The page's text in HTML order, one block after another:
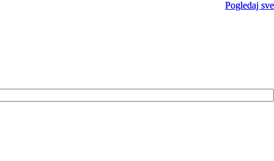
Pogledaj sve
Pogledaj sve